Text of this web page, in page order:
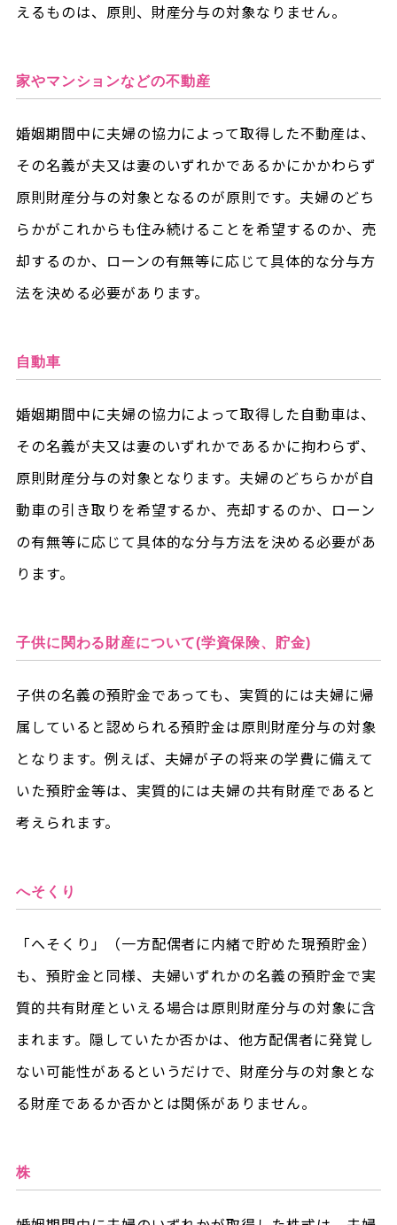
えるものは、原則、財産分与の対象なりません。
家やマンションなどの不動産
婚姻期間中に夫婦の協力によって取得した不動産は、
その名義が夫又は妻のいずれかであるかにかかわらず
原則財産分与の対象となるのが原則です。夫婦のどち
らかがこれからも住み続けることを希望するのか、売
却するのか、ローンの有無等に応じて具体的な分与方
法を決める必要があります。
自動車
婚姻期間中に夫婦の協力によって取得した自動車は、
その名義が夫又は妻のいずれかであるかに拘わらず、
原則財産分与の対象となります。夫婦のどちらかが自
動車の引き取りを希望するか、売却するのか、ローン
の有無等に応じて具体的な分与方法を決める必要があ
ります。
子供に関わる財産について(学資保険、貯金)
子供の名義の預貯金であっても、実質的には夫婦に帰
属していると認められる預貯金は原則財産分与の対象
となります。例えば、夫婦が子の将来の学費に備えて
いた預貯金等は、実質的には夫婦の共有財産であると
考えられます。
へそくり
「へそくり」（一方配偶者に内緒で貯めた現預貯金）
も、預貯金と同様、夫婦いずれかの名義の預貯金で実
質的共有財産といえる場合は原則財産分与の対象に含
まれます。隠していたか否かは、他方配偶者に発覚し
ない可能性があるというだけで、財産分与の対象とな
る財産であるか否かとは関係がありません。
株